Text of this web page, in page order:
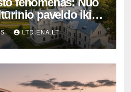
paveldo iki
perlų
LTDIENA.LT